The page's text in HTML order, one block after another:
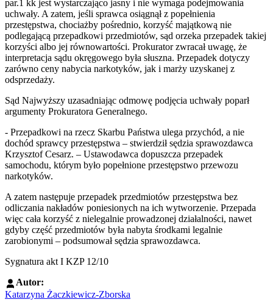
par.1 kk jest wystarczająco jasny i nie wymaga podejmowania
uchwały. A zatem, jeśli sprawca osiągnął z popełnienia
przestępstwa, chociażby pośrednio, korzyść majątkową nie
podlegającą przepadkowi przedmiotów, sąd orzeka przepadek takiej
korzyści albo jej równowartości. Prokurator zwracał uwagę, że
interpretacja sądu okręgowego była słuszna. Przepadek dotyczy
zarówno ceny nabycia narkotyków, jak i marży uzyskanej z
odsprzedaży.
Sąd Najwyższy uzasadniając odmowę podjęcia uchwały poparł
argumenty Prokuratora Generalnego.
- Przepadkowi na rzecz Skarbu Państwa ulega przychód, a nie
dochód sprawcy przestępstwa – stwierdził sędzia sprawozdawca
Krzysztof Cesarz. – Ustawodawca dopuszcza przepadek
samochodu, którym było popełnione przestępstwo przewozu
narkotyków.
A zatem następuje przepadek przedmiotów przestępstwa bez
odliczania nakładów poniesionych na ich wytworzenie. Przepada
więc cała korzyść z nielegalnie prowadzonej działalności, nawet
gdyby część przedmiotów była nabyta środkami legalnie
zarobionymi – podsumował sędzia sprawozdawca.
Sygnatura akt I KZP 12/10
Autor:
Katarzyna Żaczkiewicz-Zborska